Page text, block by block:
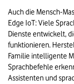
Auch die Mensch-
Edge IoT: Viele
Dienste entwickelt,
funktionieren.
Familie intelligente
Sprachbefehle
Assistenten und